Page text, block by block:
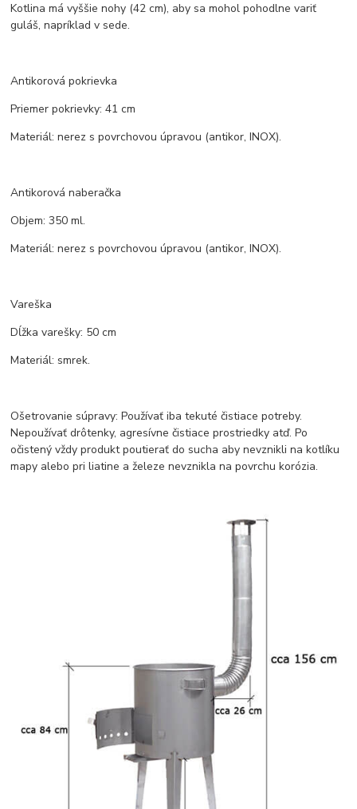
Kotlina má vyššie nohy (42 cm), aby sa mohol pohodlne variť
guláš, napríklad v sede.
Antikorová pokrievka
Priemer pokrievky: 41 cm
Materiál: nerez s povrchovou úpravou (antikor, INOX).
Antikorová naberačka
Objem: 350 ml.
Materiál: nerez s povrchovou úpravou (antikor, INOX).
Vareška
Dĺžka varešky: 50 cm
Materiál: smrek.
Ošetrovanie súpravy: Používať iba tekuté čistiace potreby.
Nepoužívať drôtenky, agresívne čistiace prostriedky atď. Po
očistený vždy produkt poutierať do sucha aby nevznikli na kotlíku
mapy alebo pri liatine a železe nevznikla na povrchu korózia.